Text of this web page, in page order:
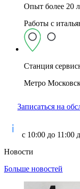
Опыт более 20
Работы с
Станция
Метро
Записаться на
с 10:00 до 11:00
Новости
Больше новостей